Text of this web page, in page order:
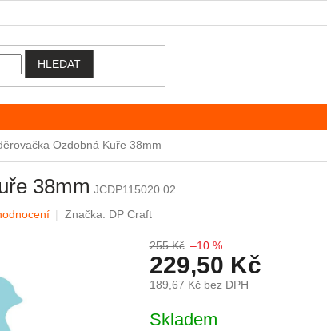
HLEDAT
Ozdobná Kuře 38mm
38mm JCDP115020.02
je 0,0 z 5 hvězdiček.
Značka: DP Craft
255 Kč –10 %
229,50 Kč
189,67 Kč bez DPH
Skladem